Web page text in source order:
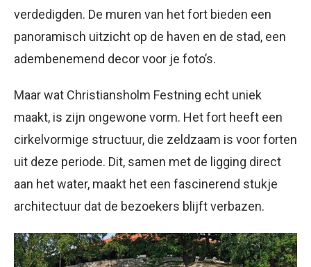
verdedigden. De muren van het fort bieden een
panoramisch uitzicht op de haven en de stad, een
adembenemend decor voor je foto’s.
Maar wat Christiansholm Festning echt uniek
maakt, is zijn ongewone vorm. Het fort heeft een
cirkelvormige structuur, die zeldzaam is voor forten
uit deze periode. Dit, samen met de ligging direct
aan het water, maakt het een fascinerend stukje
architectuur dat de bezoekers blijft verbazen.